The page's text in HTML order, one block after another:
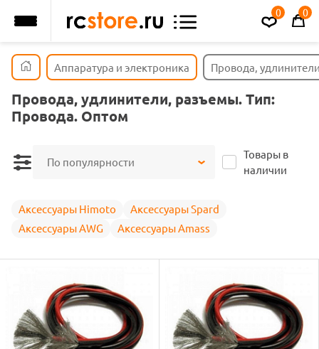
0 0
Аппаратура и электроника Провода,
Провода, удлинители, разъемы. Тип:
Провода. Оптом
По популярности
Товары в
наличии
Аксессуары Himoto
Аксессуары Spard
Аксессуары AWG
Аксессуары Amass